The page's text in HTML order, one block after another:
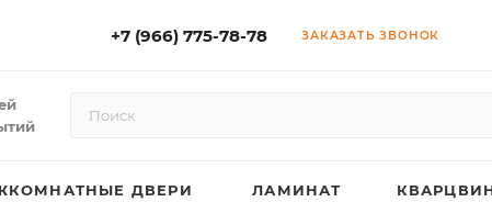
+7 (966) 775-78-78 ЗАКАЗАТЬ ЗВОНОК
ДВЕРИ ЛАМИНАТ